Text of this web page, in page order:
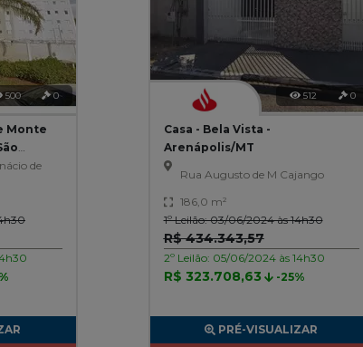
500 0
Monte
de
512 0
Casa - Bela Vista -
Arenápolis/MT
Rua Augusto de M Cajango
186,0 m²
1º Leilão: 03/06/2024 às 14h30
R$ 434.343,57
2º Leilão: 05/06/2024 às 14h30
R$ 323.708,63 -25%
PRÉ-VISUALIZAR